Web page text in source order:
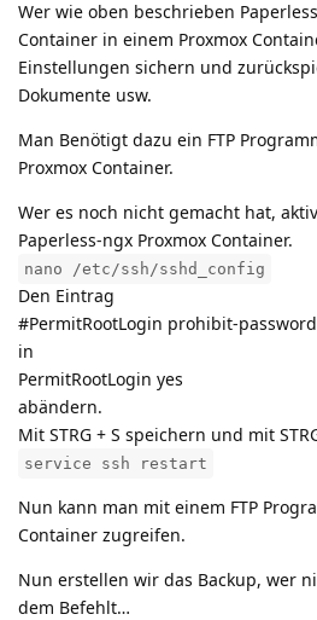
Wer wie oben beschrieben
Container in einem Proxmox
Einstellungen sichern und
Dokumente usw.
Man Benötigt dazu ein FTP
Proxmox Container.
Wer es noch nicht gemacht hat,
Paperless-ngx Proxmox Container.
nano /etc/ssh/sshd_config
Den Eintrag
#PermitRootLogin prohibit-password
in
PermitRootLogin yes
abändern.
Mit STRG + S speichern und mit
service ssh restart
Nun kann man mit einem FTP
Container zugreifen.
Nun erstellen wir das Backup, wer
dem Befehlt…